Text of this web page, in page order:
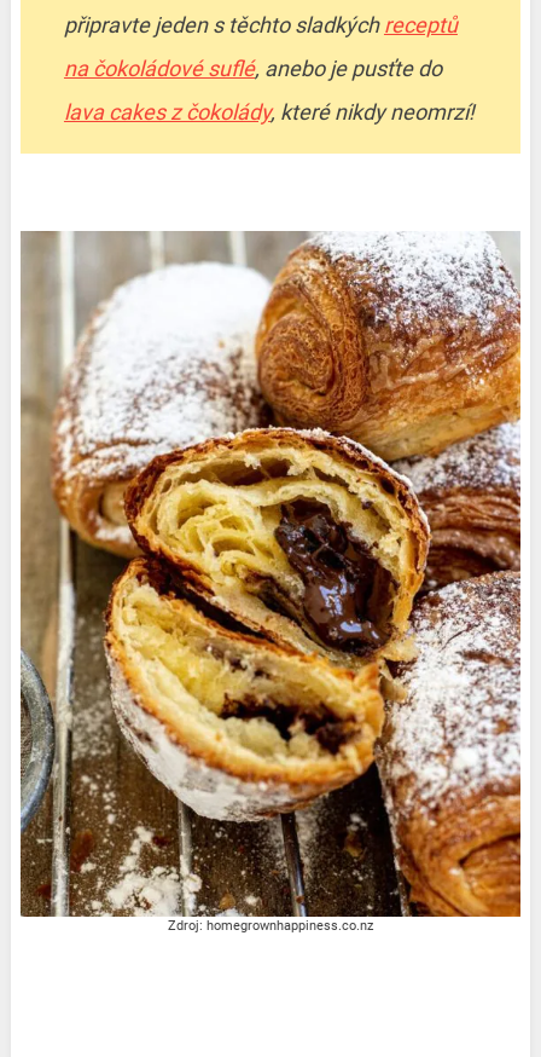
připravte jeden s těchto sladkýchreceptů
na čokoládové suflé, anebo je pusťte do
lava cakes z čokolády, které nikdy neomrzí!
Zdroj: homegrownhappiness.co.nz